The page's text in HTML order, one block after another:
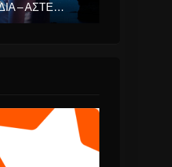
ΚΛΑΥΔΊΑ – ΑΣΤΕΡΟΜΆΤΑ (EUROVISION ΕΛΛΆΔΑ 2025)